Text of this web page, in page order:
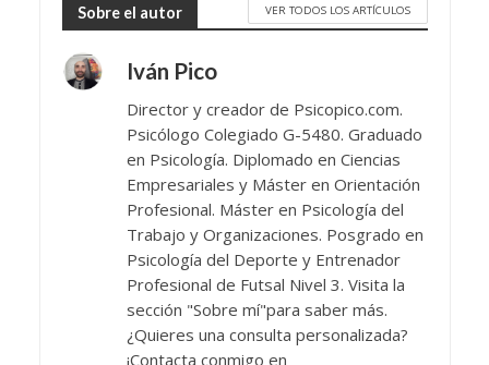
Sobre el autor VER TODOS LOS ARTÍCULOS
Iván Pico
Director y creador de Psicopico.com.
Psicólogo Colegiado G-5480. Graduado
en Psicología. Diplomado en Ciencias
Empresariales y Máster en Orientación
Profesional. Máster en Psicología del
Trabajo y Organizaciones. Posgrado en
Psicología del Deporte y Entrenador
Profesional de Futsal Nivel 3. Visita la
sección "Sobre mí"para saber más.
¿Quieres una consulta personalizada?
¡Contacta conmigo en